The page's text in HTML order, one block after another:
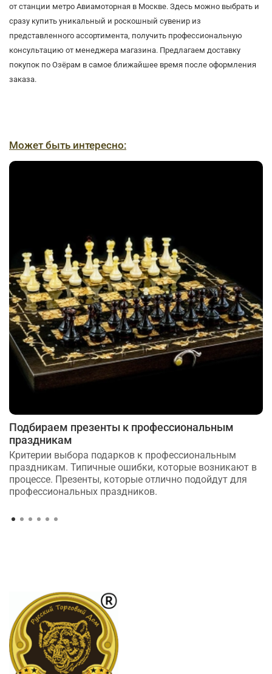
от станции метро Авиамоторная в Москве. Здесь можно выбрать и
сразу купить уникальный и роскошный сувенир из
представленного ассортимента, получить профессиональную
консультацию от менеджера магазина. Предлагаем доставку
покупок по Озёрам в самое ближайшее время после оформления
заказа.
Может быть интересно:
Подбираем презенты к профессиональным
праздникам
Критерии выбора подарков к профессиональным
праздникам. Типичные ошибки, которые возникают в
процессе. Презенты, которые отлично подойдут для
профессиональных праздников.